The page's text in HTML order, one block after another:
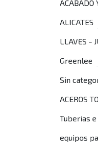
ACABADO
ALICATES
LLAVES -
Greenlee
Sin
ACEROS
Tuberias
equipos